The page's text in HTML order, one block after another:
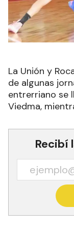
La Unión y
de algunas
entrerriano se
Viedma,
Recibí